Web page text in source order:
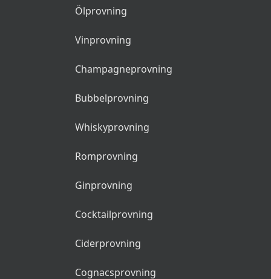
Ölprovning
Vinprovning
Champagneprovning
Bubbelprovning
Whiskyprovning
Romprovning
Ginprovning
Cocktailprovning
Ciderprovning
Cognacsprovning